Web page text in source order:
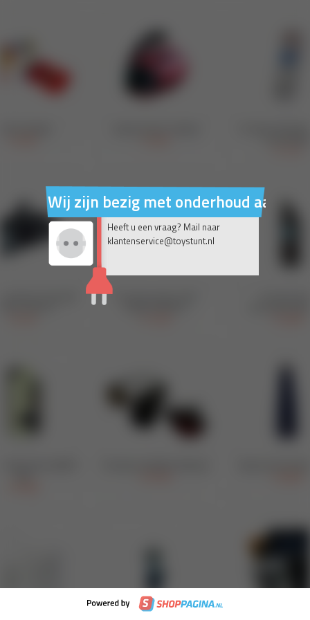
Wij zijn bezig met onderhoud aan
Heeft u een vraag? Mail naar
klantenservice@toystunt.nl